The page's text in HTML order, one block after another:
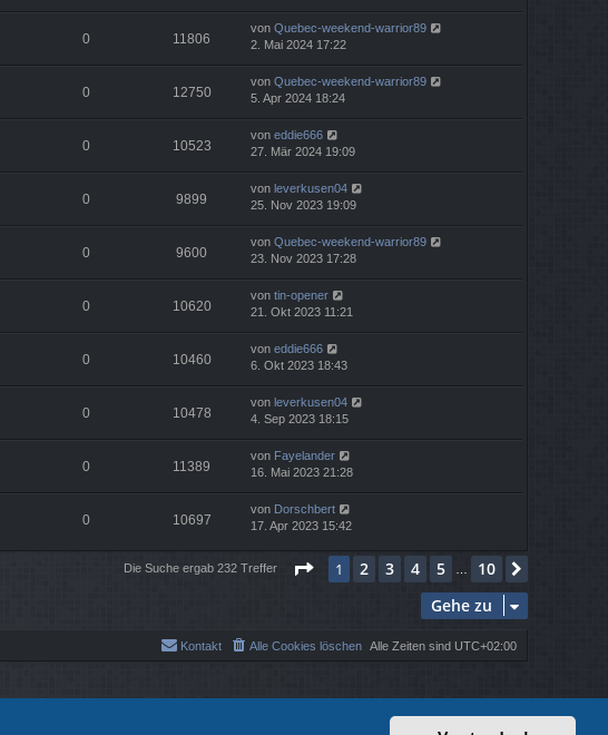
0 11806
von Quebec-weekend-warrior89
2. Mai 2024 17:22
0 12750
von Quebec-weekend-warrior89
5. Apr 2024 18:24
0 10523
von eddie666
27. Mär 2024 19:09
0 9899
von leverkusen04
25. Nov 2023 19:09
0 9600
von Quebec-weekend-warrior89
23. Nov 2023 17:28
0 10620
von tin-opener
21. Okt 2023 11:21
0 10460
von eddie666
6. Okt 2023 18:43
0 10478
von leverkusen04
4. Sep 2023 18:15
0 11389
von Fayelander
16. Mai 2023 21:28
0 10697
von Dorschbert
17. Apr 2023 15:42
Die Suche ergab 232 Treffer Seite 1von 10
1 2 3 4 5 … 10
Gehe zu
Alle Zeiten sind UTC+02:00
Alle Cookies löschen
Kontakt